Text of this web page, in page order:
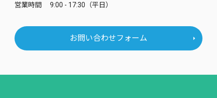
営業時間 9:00 - 17:30（平日）
お問い合わせフォーム